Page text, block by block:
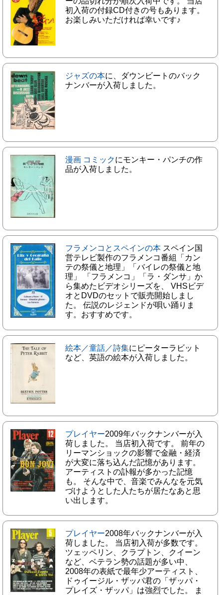
初入荷の付録CD付きの号もあります。
お楽しみいただければ幸いです♪
ジャズの本に、ダウンビートのバック
ナンバーが入荷しました。
漫画 コミックにモンキー・パンチの作
品が入荷しました。
フラメンコとスペインの本 スペイン国
営テレビ製作のフラメンコ番組「カン
テの祭儀と地理」「バイレの祭儀と地
理」 「フラメンコ」「ラ・ダンサ」か
ら集めたビデオシリーズを、 VHSビデ
オとDVDのセットで販売開始しまし
た。 伝説のレジェンドが唄い踊りま
す。おすすめです。
絵本／童話／詩集にピーターラビット
など、英語の絵本が入荷しました。
プレイヤー2009年バックナンバーが入
荷しました。 当店初入荷です。 前年の
リーマンショックの影響で金融・経済
が大変に落ち込んだ記憶があります。
アーティストの訃報が多かった記憶
も。 そんな中で、音楽でみんなを元気
づけようとした人たちが居たなあと思
い出します。
プレイヤー2008年バックナンバーが入
荷しました。 当店初入荷が多数です。
ツェッペリン、クラプトン、クイーン
など、ベテラン勢の話題が多い中、
2008年の表紙で最年少アーティスト、
ドゥイージル・ザッパ君の「ザッパ・
プレイズ・ザッパ」は強烈でした。 ま